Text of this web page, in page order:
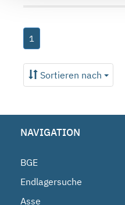
1
Sortieren nach
NAVIGATION
BGE
Endlagersuche
Asse